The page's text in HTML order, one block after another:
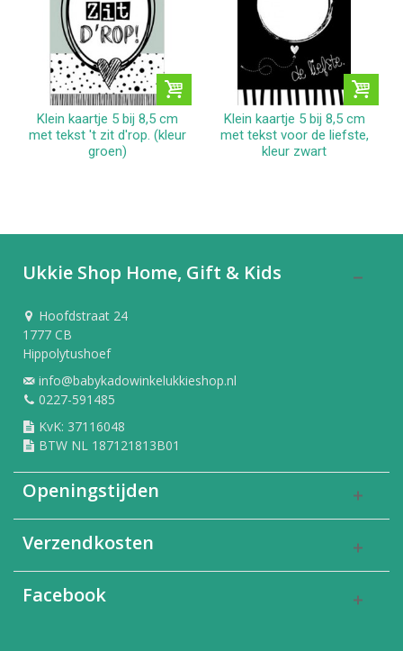
Klein kaartje 5 bij 8,5 cm
met tekst 't zit d'rop. (kleur
groen)
Klein kaartje 5 bij 8,5 cm
met tekst voor de liefste,
kleur zwart
Ukkie Shop Home, Gift & Kids
Hoofdstraat 24
1777 CB
Hippolytushoef
info@babykadowinkelukkieshop.nl
0227-591485
KvK: 37116048
BTW NL 187121813B01
Openingstijden
Verzendkosten
Facebook